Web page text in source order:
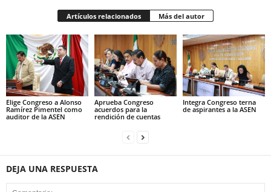
Artículos relacionados Más del autor
Elige Congreso a Alonso
Ramírez Pimentel como
auditor de la ASEN
Aprueba Congreso
acuerdos para la
rendición de cuentas
Integra Congreso terna
de aspirantes a la ASEN
DEJA UNA RESPUESTA